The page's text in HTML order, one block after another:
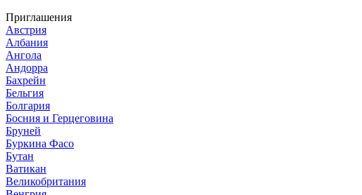
Приглашения
Австрия
Албания
Ангола
Андорра
Бахрейн
Бельгия
Болгария
Босния и Герцеговина
Бруней
Буркина Фасо
Бутан
Ватикан
Великобритания